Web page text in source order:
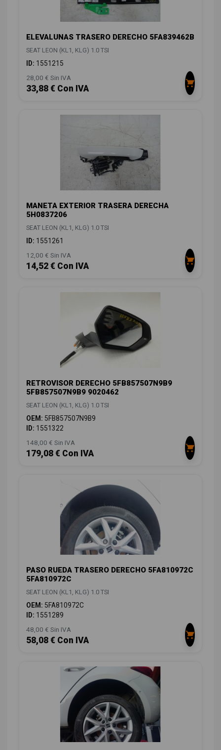
ELEVALUNAS TRASERO DERECHO 5FA839462B
SEAT LEON (KL1, KLG) 1.0 TSI
ID: 1551215
28,00 € Sin IVA
33,88 € Con IVA
MANETA EXTERIOR TRASERA DERECHA
5H0837206
SEAT LEON (KL1, KLG) 1.0 TSI
ID: 1551261
12,00 € Sin IVA
14,52 € Con IVA
RETROVISOR DERECHO 5FB857507N9B9
5FB857507N9B9 9020462
SEAT LEON (KL1, KLG) 1.0 TSI
OEM: 5FB857507N9B9
ID: 1551322
148,00 € Sin IVA
179,08 € Con IVA
PASO RUEDA TRASERO DERECHO 5FA810972C
5FA810972C
SEAT LEON (KL1, KLG) 1.0 TSI
OEM: 5FA810972C
ID: 1551289
48,00 € Sin IVA
58,08 € Con IVA